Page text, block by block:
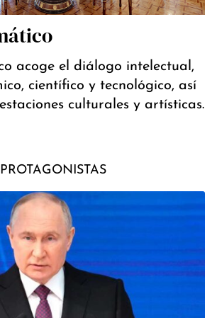
acoge el diálogo intelectual,
científico y tecnológico, así
culturales y artísticas.
PROTAGONISTAS